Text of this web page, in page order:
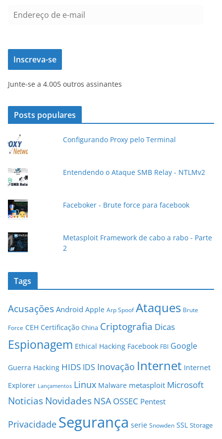
e
e
ç
d
e
-
a
i
Inscreva-se
Junte-se a 4.005 outros assinantes
Posts populares
Configurando Proxy pelo Terminal
Entendendo o Ataque SMB Relay - NTLMv2
Faceboker - Brute force para facebook
Metasploit Framework de cabo a rabo - Parte
2
Tags
Acusações Android Apple Arp Spoof Ataques Brute
Force CEH Certificação China Criptografia Dicas
Espionagem Ethical Hacking Facebook FBI Google
Guerra Hacking HIDS IDS Inovação Internet Internet
Explorer Lançamentos Linux Malware metasploit Microsoft
NoticiasNovidades NSA OSSEC Pentest
Privacidade Segurança serie Snowden SSL Storage